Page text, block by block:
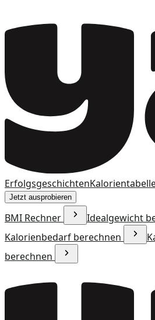
Erfolgsgeschichten
Jetzt ausprobieren
BMI Rechner
Idealgewicht
Kalorienbedarf berechnen
berechnen